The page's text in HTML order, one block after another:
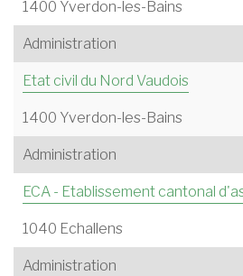
1400 Yverdon-les-Bains
Administration
Etat civil du Nord Vaudois
1400 Yverdon-les-Bains
Administration
ECA - Etablissement cantonal
1040 Echallens
Administration